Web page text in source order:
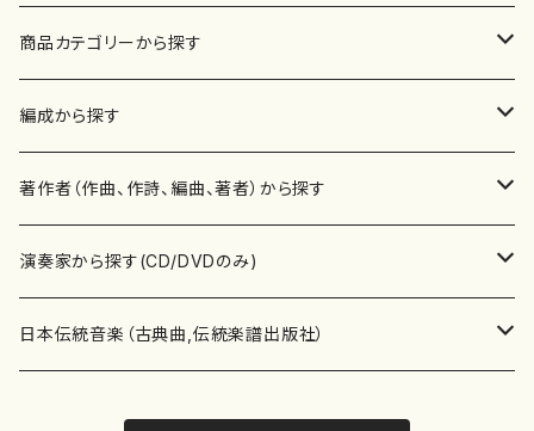
商品カテゴリーから探す
楽譜
書籍
書籍
テキストブック
CD・DVD
チケット
編成から探す
邦楽器
箏・琴（ソロ）
箏・琴（合奏）
合唱
混声合唱
歌・声
著作者（作曲、作詩、編曲、著者）から探す
あ行
青木省三(アオキ ショウゾウ)
か行
演奏家から探す(CD/DVDのみ)
邦楽（箏、三味線、尺八等）演奏家
日本伝統音楽（古典曲,伝統楽譜出版社）